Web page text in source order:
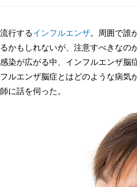
行するインフルエンザ。周囲で誰
かもしれないが、注意すべきなの
染が広がる中、インフルエンザ脳
ルエンザ脳症とはどのような病気
に話を伺った。